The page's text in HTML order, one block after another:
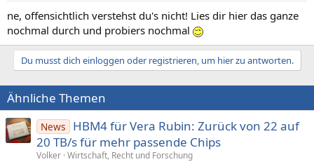
ne, offensichtlich verstehst du's nicht! Lies dir hier das ganze
nochmal durch und probiers nochmal
Du musst dich einloggen oder registrieren, um hier zu antworten.
Ähnliche Themen
News
HBM4 für Vera Rubin: Zurück von 22 auf
20 TB/s für mehr passende Chips
Volker Wirtschaft, Recht und Forschung